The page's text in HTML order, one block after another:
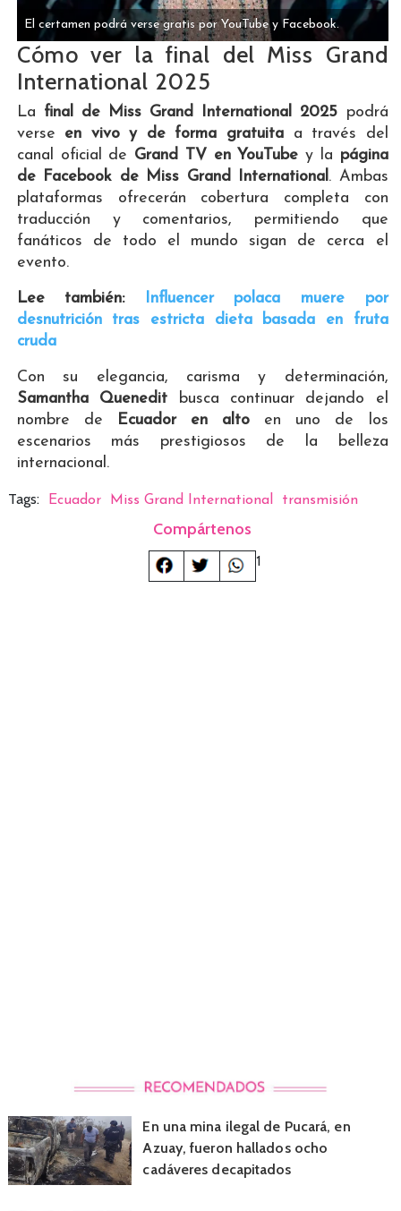
El certamen podrá verse gratis por YouTube y Facebook.
Cómo ver la final del Miss Grand
International 2025
La final de Miss Grand International 2025 podrá
verse en vivo y de forma gratuita a través del
canal oficial de Grand TV en YouTube y la página
de Facebook de Miss Grand International . Ambas
plataformas ofrecerán cobertura completa con
traducción y comentarios, permitiendo que
fanáticos de todo el mundo sigan de cerca el
evento.
Lee también:
Influencer polaca muere por
desnutrición tras estricta dieta basada en fruta
cruda
Con su elegancia, carisma y determinación,
Samantha Quenedit busca continuar dejando el
nombre de
Ecuador en alto en uno de los
escenarios más prestigiosos de la belleza
internacional.
Tags: Ecuador Miss Grand International transmisión
Compártenos
1
En una mina ilegal de Pucará, en
Azuay, fueron hallados ocho
cadáveres decapitados